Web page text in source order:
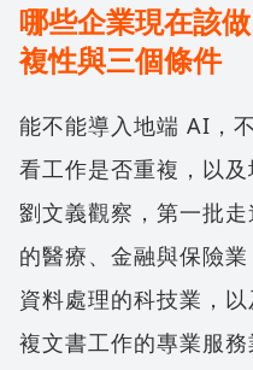
哪些企業現在該
複性與三個條件
能不能導入地端 AI，
看工作是否重複，以及
劉文義觀察，第一批
的醫療、金融與保險
資料處理的科技業，
複文書工作的專業服